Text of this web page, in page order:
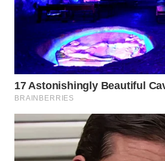
WAHANA
SPORT
WAHANA
SELEB
WAHANA